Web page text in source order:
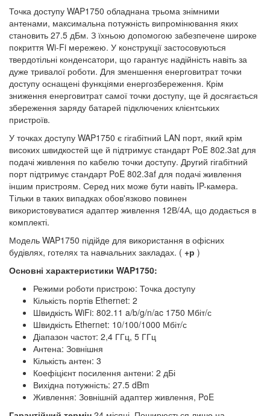
Точка доступу WAP1750 обладнана трьома знімними
антенами, максимальна потужність випромінювання яких
становить 27.5 дБм. З їхньою допомогою забезпечене широке
покриття Wi-Fi мережею. У конструкції застосовуються
твердотільні конденсатори, що гарантує надійність навіть за
дуже тривалої роботи. Для зменшення енерговитрат точки
доступу оснащені функціями енергозбереження. Крім
зниження енерговитрат самої точки доступу, ще й досягається
збереження заряду батарей підключених клієнтських
пристроїв.
У точках доступу WAP1750 є гігабітний LAN порт, який крім
високих швидкостей ще й підтримує стандарт PoE 802.3at для
подачі живлення по кабелю точки доступу. Другий гігабітний
порт підтримує стандарт PoE 802.3af для подачі живлення
іншим пристроям. Серед них може бути навіть IP-камера.
Тільки в таких випадках обов'язково повинен
використовуватися адаптер живлення 12В/4А, що додається в
комплекті.
Модель WAP1750 підійде для використання в офісних
будівлях, готелях та навчальних закладах. ( +р )
Основні характеристики WAP1750:
Режими роботи пристрою: Точка доступу
Кількість портів Ethernet: 2
Швидкість WiFi: 802.11 a/b/g/n/ac 1750 Мбіт/с
Швидкість Ethernet: 10/100/1000 Мбіт/с
Діапазон частот: 2,4 ГГц, 5 ГГц
Антена: Зовнішня
Кількість антен: 3
Коефіцієнт посилення антени: 2 дБі
Вихідна потужність: 27.5 dBm
Живлення: Зовнішній адаптер живлення, PoE